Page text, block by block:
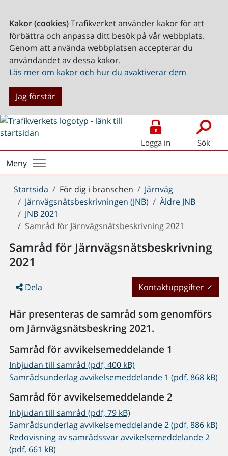
Kakor (cookies)Trafikverket använder kakor för att
förbättra och anpassa ditt besök på vår webbplats.
Genom att använda webbplatsen accepterar du
användandet av dessa kakor.
Läs mer om kakor och hur du avaktiverar dem
Jag förstår
Logga in Sök
Meny
Du
är
här:
Startsida För dig i branschen
Järnväg
Järnvägsnätsbeskrivningen (JNB)
Äldre JNB
JNB 2021
Samråd för Järnvägsnätsbeskrivning 2021
Samråd för Järnvägsnätsbeskrivning
2021
Dela Kontaktuppgifter
Här presenteras de samråd som genomförs
om Järnvägsnätsbeskring 2021.
Samråd för avvikelsemeddelande 1
Inbjudan till samråd (pdf, 400 kB)
Samrådsunderlag avvikelsemeddelande 1 (pdf, 868 kB)
Samråd för avvikelsemeddelande 2
Inbjudan till samråd (pdf, 79 kB)
Samrådsunderlag avvikelsemeddelande 2 (pdf, 886 kB)
Redovisning av samrådssvar avvikelsemeddelande 2
(pdf, 661 kB)